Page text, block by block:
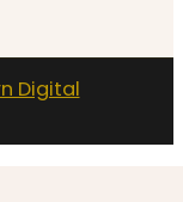
Digital